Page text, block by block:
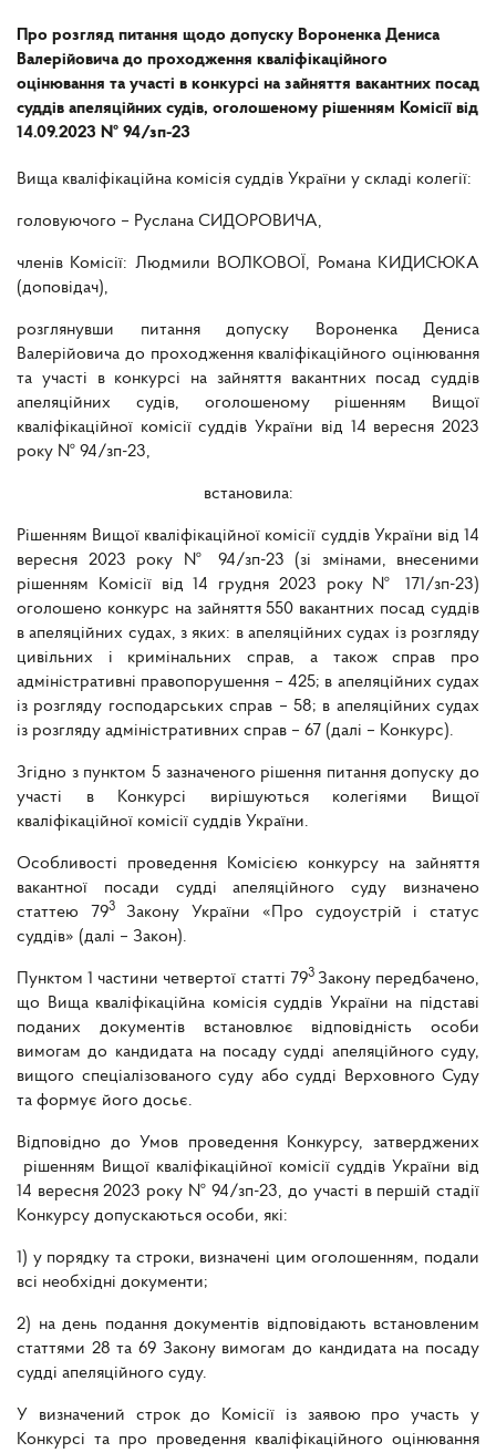
Про розгляд питання щодо допуску Вороненка Дениса
Валерійовича до проходження кваліфікаційного
оцінювання та участі в конкурсі на зайняття вакантних посад
суддів апеляційних судів, оголошеному рішенням Комісії від
14.09.2023 № 94/зп-23
Вища кваліфікаційна комісія суддів України у складі колегії:
головуючого – Руслана СИДОРОВИЧА,
членів Комісії: Людмили ВОЛКОВОЇ, Романа КИДИСЮКА
(доповідач),
розглянувши питання допуску Вороненка Дениса
Валерійовича до проходження кваліфікаційного оцінювання
та участі в конкурсі на зайняття вакантних посад суддів
апеляційних судів, оголошеному рішенням Вищої
кваліфікаційної комісії суддів України від 14 вересня 2023
року № 94/зп-23,
встановила:
Рішенням Вищої кваліфікаційної комісії суддів України від 14
вересня 2023 року № 94/зп-23 (зі змінами, внесеними
рішенням Комісії від 14 грудня 2023 року № 171/зп-23)
оголошено конкурс на зайняття 550 вакантних посад суддів
в апеляційних судах, з яких: в апеляційних судах із розгляду
цивільних і кримінальних справ, а також справ про
адміністративні правопорушення – 425; в апеляційних судах
із розгляду господарських справ – 58; в апеляційних судах
із розгляду адміністративних справ – 67 (далі – Конкурс).
Згідно з пунктом 5 зазначеного рішення питання допуску до
участі в Конкурсі вирішуються колегіями Вищої
кваліфікаційної комісії суддів України.
Особливості проведення Комісією конкурсу на зайняття
вакантної посади судді апеляційного суду визначено
статтею 793Закону України «Про судоустрій і статус
суддів» (далі – Закон).
Пунктом 1 частини четвертої статті 793 Закону передбачено,
що Вища кваліфікаційна комісія суддів України на підставі
поданих документів встановлює відповідність особи
вимогам до кандидата на посаду судді апеляційного суду,
вищого спеціалізованого суду або судді Верховного Суду
та формує його досьє.
Відповідно до Умов проведення Конкурсу, затверджених
рішенням Вищої кваліфікаційної комісії суддів України від
14 вересня 2023 року № 94/зп-23, до участі в першій стадії
Конкурсу допускаються особи, які:
1) у порядку та строки, визначені цим оголошенням, подали
всі необхідні документи;
2) на день подання документів відповідають встановленим
статтями 28 та 69 Закону вимогам до кандидата на посаду
судді апеляційного суду.
У визначений строк до Комісії із заявою про участь у
Конкурсі та про проведення кваліфікаційного оцінювання